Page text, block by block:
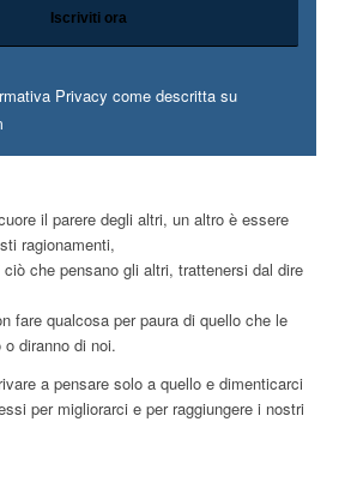
Privacy come descritta su
il parere degli altri, un altro è essere
ragionamenti,
che pensano gli altri, trattenersi dal dire
fare qualcosa per paura di quello che le
diranno di noi.
a pensare solo a quello e dimenticarci
per migliorarci e per raggiungere i nostri